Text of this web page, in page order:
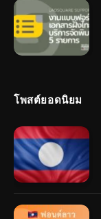
โพสต์ยอดนิยม